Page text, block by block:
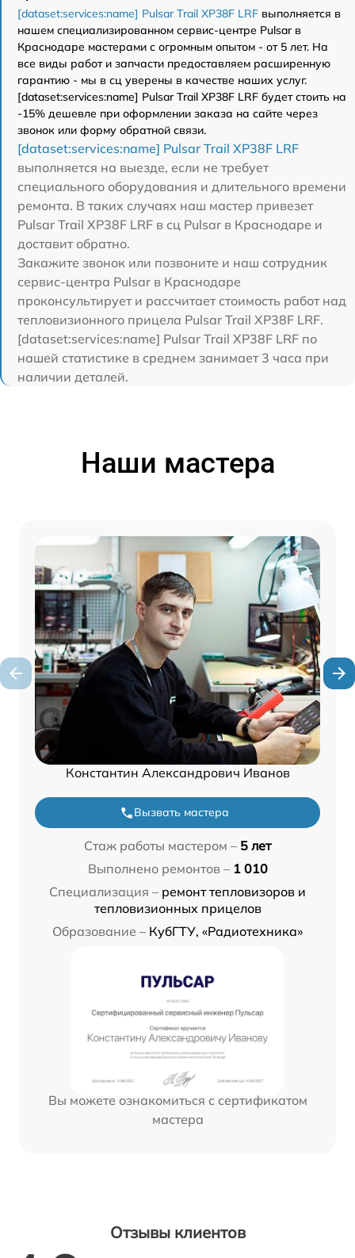
[dataset:services:name] Pulsar Trail XP38F LRF выполняется в
нашем специализированном сервис-центре Pulsar в
Краснодаре мастерами с огромным опытом - от 5 лет. На
все виды работ и запчасти предоставляем расширенную
гарантию - мы в сц уверены в качестве наших услуг.
[dataset:services:name] Pulsar Trail XP38F LRF будет стоить на
-15% дешевле при оформлении заказа на сайте через
звонок или форму обратной связи.
[dataset:services:name] Pulsar Trail XP38F LRF
выполняется на выезде, если не требует
специального оборудования и длительного времени
ремонта. В таких случаях наш мастер привезет
Pulsar Trail XP38F LRF в сц Pulsar в Краснодаре и
доставит обратно.
Закажите звонок или позвоните и наш сотрудник
сервис-центра Pulsar в Краснодаре
проконсультирует и рассчитает стоимость работ над
тепловизионного прицела Pulsar Trail XP38F LRF.
[dataset:services:name] Pulsar Trail XP38F LRF по
нашей статистике в среднем занимает 3 часа при
наличии деталей.
Наши мастера
Константин Александрович Иванов
Вызвать мастера
Стаж работы мастером – 5 лет
Выполнено ремонтов – 1 010
Специализация – ремонт тепловизоров и
тепловизионных прицелов
Образование – КубГТУ, «Радиотехника»
Вы можете ознакомиться с сертификатом
мастера
Отзывы клиентов